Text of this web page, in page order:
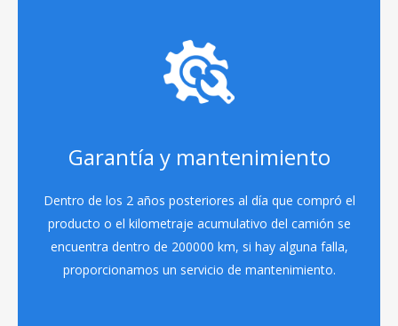
Garantía y mantenimiento
Dentro de los 2 años posteriores al día que compró el
producto o el kilometraje acumulativo del camión se
encuentra dentro de 200000 km, si hay alguna falla,
proporcionamos un servicio de mantenimiento.